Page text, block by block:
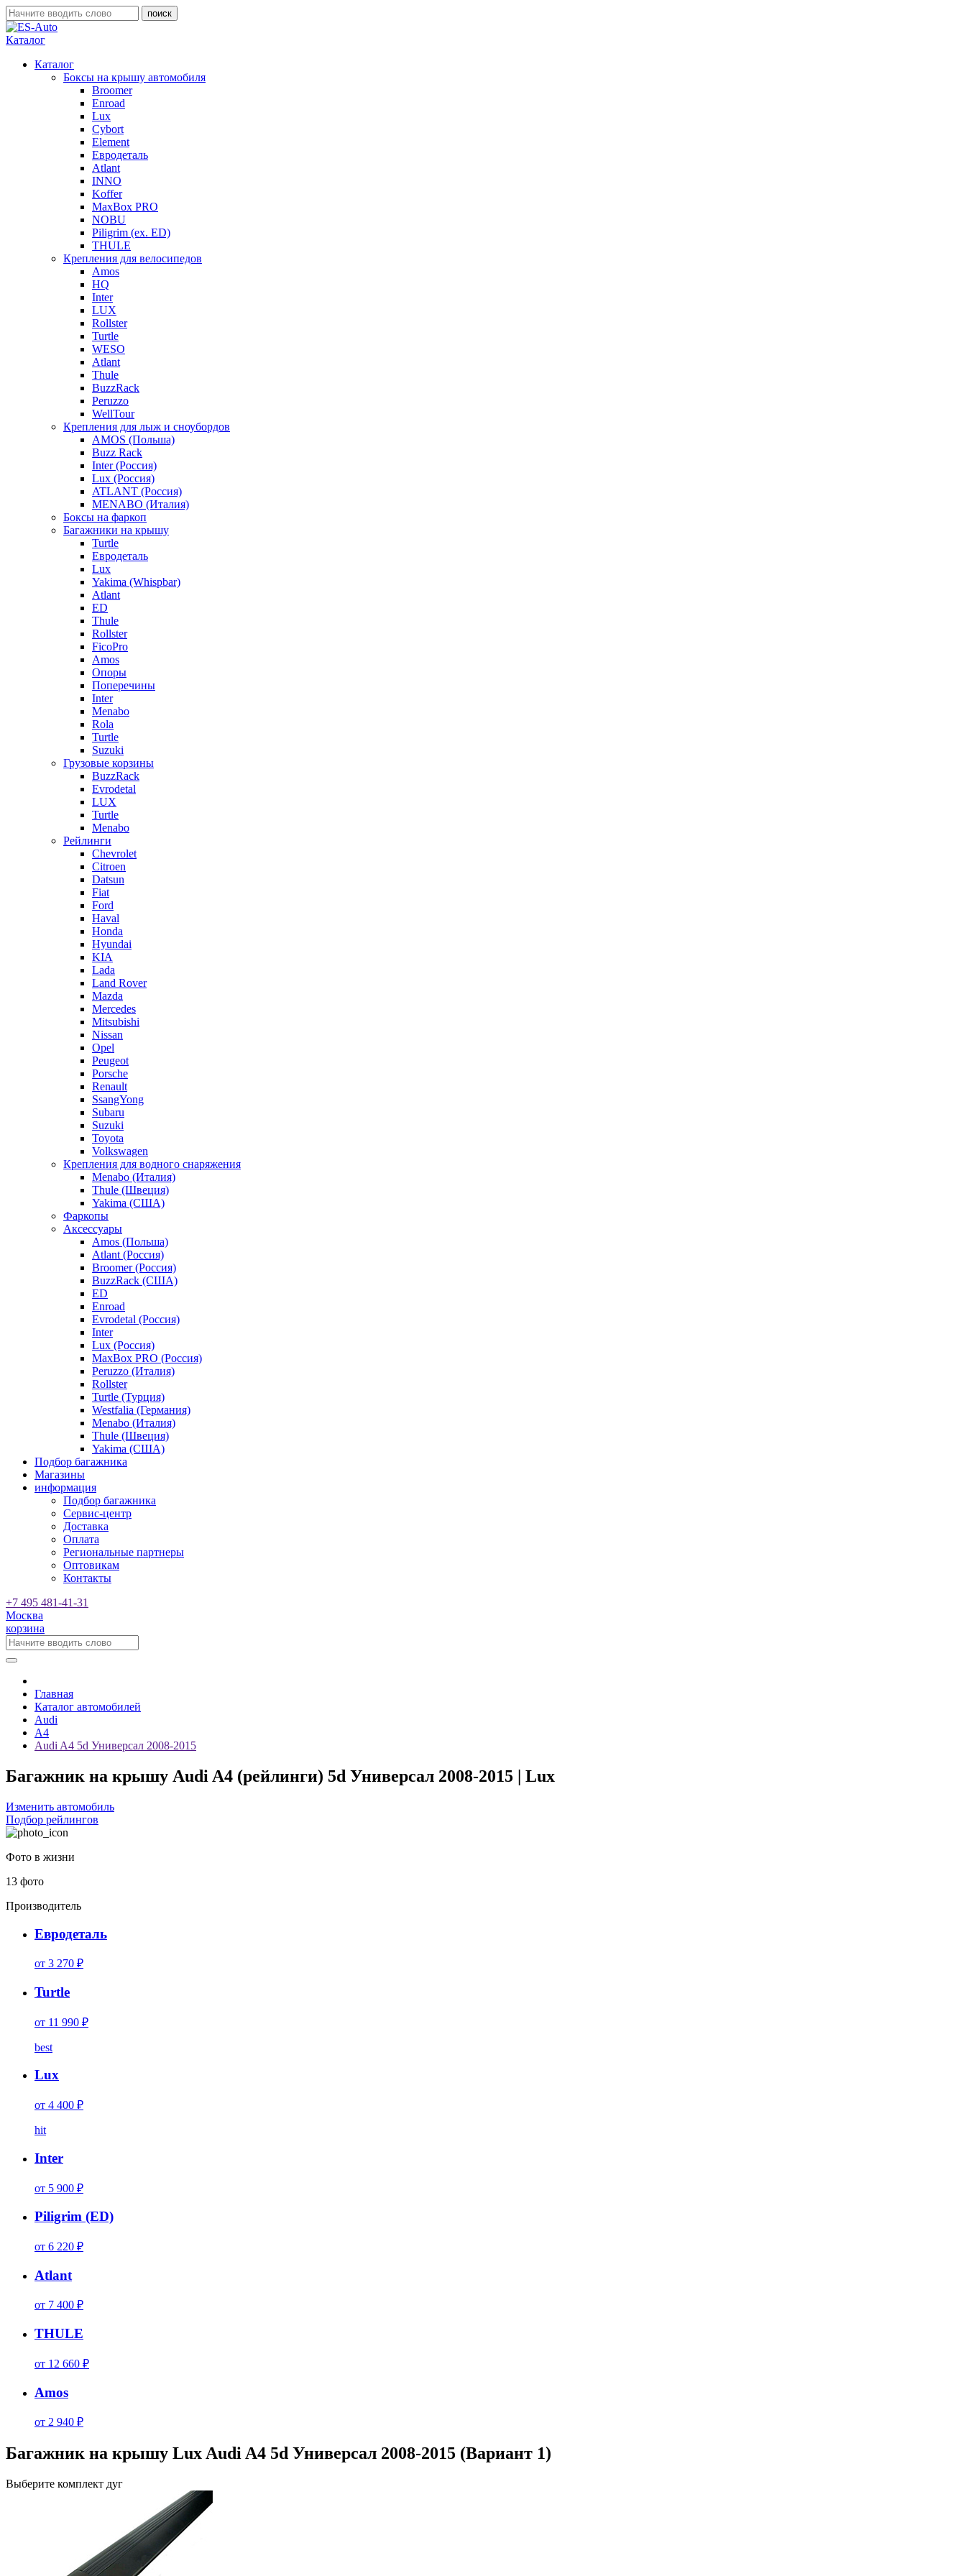
Каталог
Каталог
Боксы на крышу автомобиля
Broomer
Enroad
Lux
Cybort
Element
Евродеталь
Atlant
INNO
Koffer
MaxBox PRO
NOBU
Piligrim (ex. ED)
THULE
Крепления для велосипедов
Amos
HQ
Inter
LUX
Rollster
Turtle
WESO
Atlant
Thule
BuzzRack
Peruzzo
WellTour
Крепления для лыж и сноубордов
AMOS (Польша)
Buzz Rack
Inter (Россия)
Lux (Россия)
ATLANT (Россия)
MENABO (Италия)
Боксы на фаркоп
Багажники на крышу
Turtle
Евродеталь
Lux
Yakima (Whispbar)
Atlant
ED
Thule
Rollster
FicoPro
Amos
Опоры
Поперечины
Inter
Menabo
Rola
Turtle
Suzuki
Грузовые корзины
BuzzRack
Evrodetal
LUX
Turtle
Menabo
Рейлинги
Chevrolet
Citroen
Datsun
Fiat
Ford
Haval
Honda
Hyundai
KIA
Lada
Land Rover
Mazda
Mercedes
Mitsubishi
Nissan
Opel
Peugeot
Porsche
Renault
SsangYong
Subaru
Suzuki
Toyota
Volkswagen
Крепления для водного снаряжения
Menabo (Италия)
Thule (Швеция)
Yakima (США)
Фаркопы
Аксессуары
Amos (Польша)
Atlant (Россия)
Broomer (Россия)
BuzzRack (США)
ED
Enroad
Evrodetal (Россия)
Inter
Lux (Россия)
MaxBox PRO (Россия)
Peruzzo (Италия)
Rollster
Turtle (Турция)
Westfalia (Германия)
Menabo (Италия)
Thule (Швеция)
Yakima (США)
Подбор багажника
Магазины
информация
Подбор багажника
Сервис-центр
Доставка
Оплата
Региональные партнеры
Оптовикам
Контакты
+7 495 481-41-31
Москва
корзина
Главная
Каталог автомобилей
Audi
A4
Audi A4 5d Универсал 2008-2015
Багажник на крышу Audi A4 (рейлинги) 5d Универсал 2008-2015 | Lux
Изменить автомобиль
Подбор рейлингов
Фото в жизни
13 фото
Производитель
Евродеталь
от 3 270 ₽
Turtle
от 11 990 ₽
best
Lux
от 4 400 ₽
hit
Inter
от 5 900 ₽
Piligrim (ED)
от 6 220 ₽
Atlant
от 7 400 ₽
THULE
от 12 660 ₽
Amos
от 2 940 ₽
Багажник на крышу Lux Audi A4 5d Универсал 2008-2015 (Вариант 1)
Выберите комплект дуг